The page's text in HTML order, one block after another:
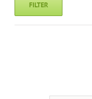
FILTER